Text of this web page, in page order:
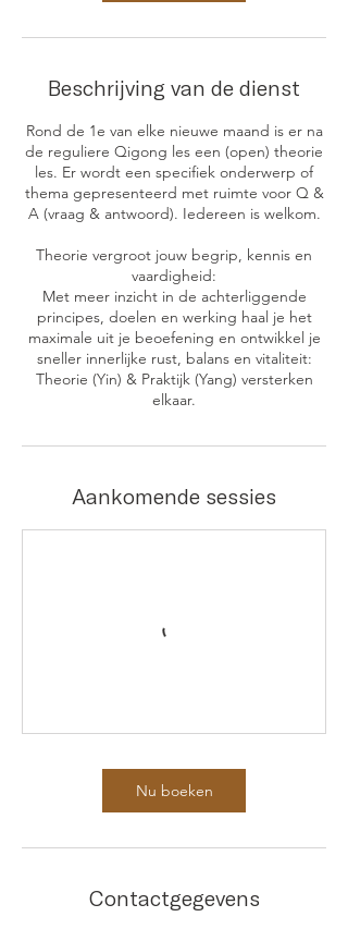
Beschrijving van de dienst
Rond de 1e van elke nieuwe maand is er na
de reguliere Qigong les een (open) theorie
les. Er wordt een specifiek onderwerp of
thema gepresenteerd met ruimte voor Q &
A (vraag & antwoord). Iedereen is welkom.
Theorie vergroot jouw begrip, kennis en
vaardigheid:
Met meer inzicht in de achterliggende
principes, doelen en werking haal je het
maximale uit je beoefening en ontwikkel je
sneller innerlijke rust, balans en vitaliteit:
Theorie (Yin) & Praktijk (Yang) versterken
elkaar.
Aankomende sessies
Nu boeken
Contactgegevens